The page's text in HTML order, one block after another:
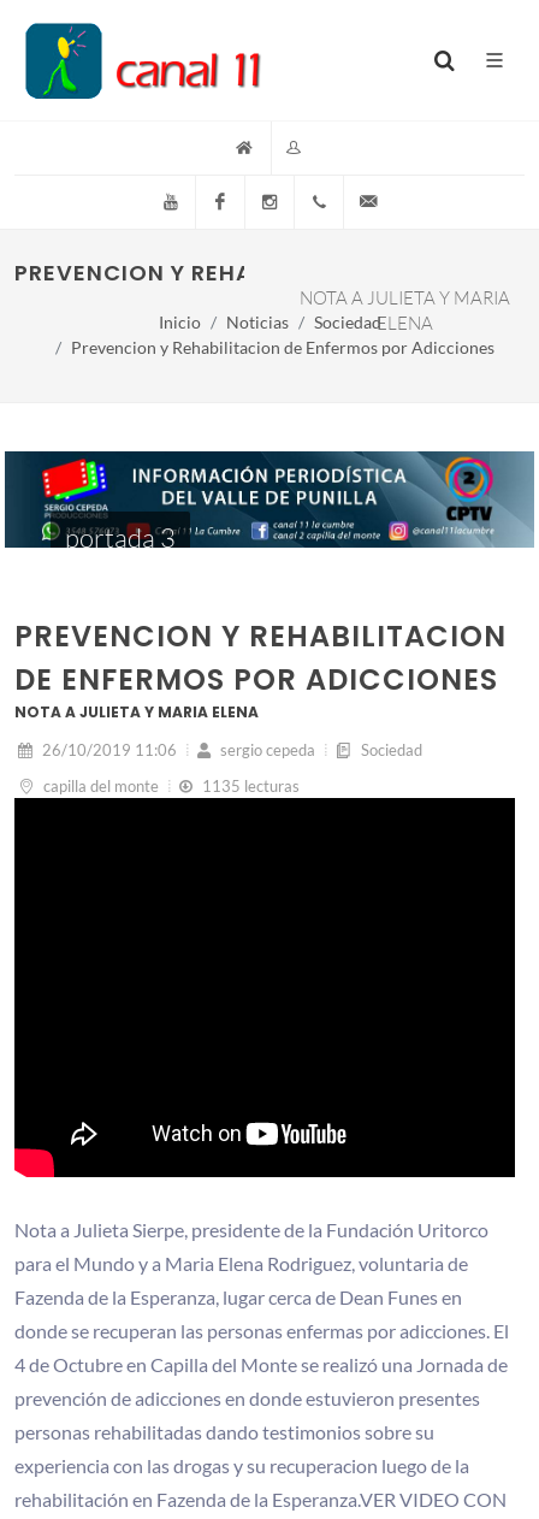
YouTube FacebookInstagram(+54)(9)3548-576073
PREVENCION Y REHABILITACION DE
NOTA A JULIETA Y MARIA
ELENA
Inicio Noticias
Sociedad
Prevencion y Rehabilitacion de Enfermos por Adicciones
portada 3
PREVENCION Y REHABILITACION
DE ENFERMOS POR ADICCIONES
NOTA A JULIETA Y MARIA ELENA
26/10/2019 11:06 sergio cepeda
Sociedad
capilla del monte
1135 lecturas
Nota a Julieta Sierpe, presidente de la Fundación Uritorco
para el Mundo y a Maria Elena Rodriguez, voluntaria de
Fazenda de la Esperanza, lugar cerca de Dean Funes en
donde se recuperan las personas enfermas por adicciones. El
4 de Octubre en Capilla del Monte se realizó una Jornada de
prevención de adicciones en donde estuvieron presentes
personas rehabilitadas dando testimonios sobre su
experiencia con las drogas y su recuperacion luego de la
rehabilitación en Fazenda de la Esperanza.VER VIDEO CON